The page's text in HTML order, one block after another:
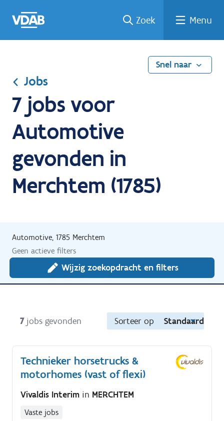
naar
een
een
job
naar
Zoek Menu
Snel naar
Jobs
7 jobs voor
Automotive
gevonden in
Merchtem (1785)
Automotive, 1785 Merchtem
Geen actieve filters
Wijzig zoekopdracht en filters
7 jobs gevonden Sorteer op Standaard
Technieker horsetrucks &
motorhomes (vast of flexi)
Vivaldis Interim in MERCHTEM
Vaste jobs